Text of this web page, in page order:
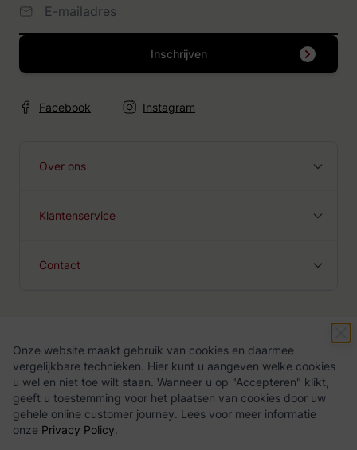
Onze website maakt gebruik van cookies en daarmee
vergelijkbare technieken. Hier kunt u aangeven welke cookies
u wel en niet toe wilt staan. Wanneer u op "Accepteren" klikt,
geeft u toestemming voor het plaatsen van cookies door uw
gehele online customer journey. Lees voor meer informatie
onze Privacy Policy.
Inschrijven
Facebook Instagram
Over ons
Klantenservice
Contact
Algemene voorwaarden Privacy Policy